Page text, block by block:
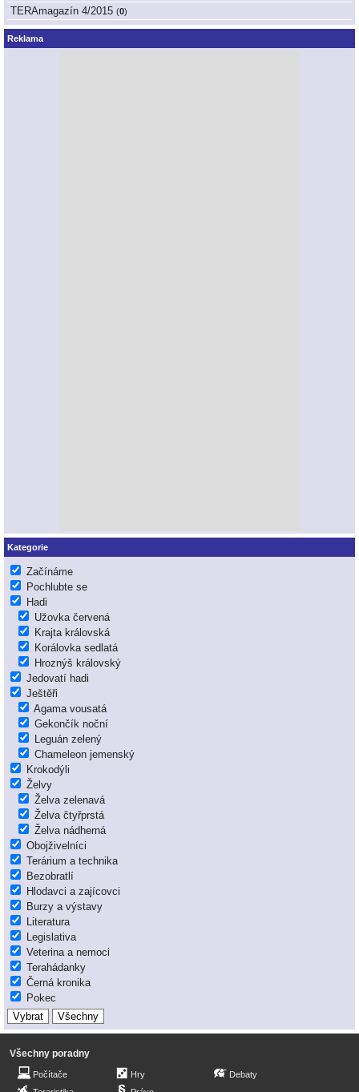
TERAmagazín 4/2015 (0)
Reklama
Kategorie
Začínáme
Pochlubte se
Hadi
Užovka červená
Krajta královská
Korálovka sedlatá
Hroznýš královský
Jedovatí hadi
Ještěři
Agama vousatá
Gekončík noční
Leguán zelený
Chameleon jemenský
Krokodýli
Želvy
Želva zelenavá
Želva čtyřprstá
Želva nádherná
Obojživelníci
Terárium a technika
Bezobratlí
Hlodavci a zajícovci
Burzy a výstavy
Literatura
Legislativa
Veterina a nemoci
Terahádanky
Černá kronika
Pokec
Všechny poradny
Počítače
Hry
Debaty